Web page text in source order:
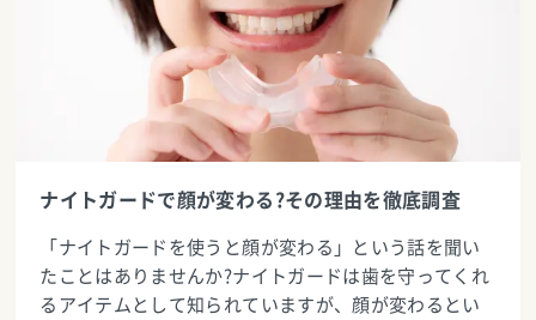
ナイトガードで顔が変わる?その理由を徹底調査
「ナイトガードを使うと顔が変わる」という話を聞い
たことはありませんか?ナイトガードは歯を守ってくれ
るアイテムとして知られていますが、顔が変わるとい